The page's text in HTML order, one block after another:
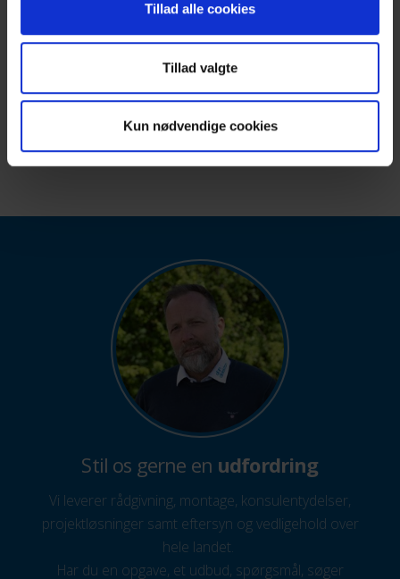
Tillad alle cookies
Tillad valgte
Kun nødvendige cookies
Stil os gerne en udfordring
Vi leverer rådgivning, montage, konsulentydelser,
projektløsninger samt eftersyn og vedligehold over
hele landet.
Har du en opgave, et udbud, spørgsmål, søger